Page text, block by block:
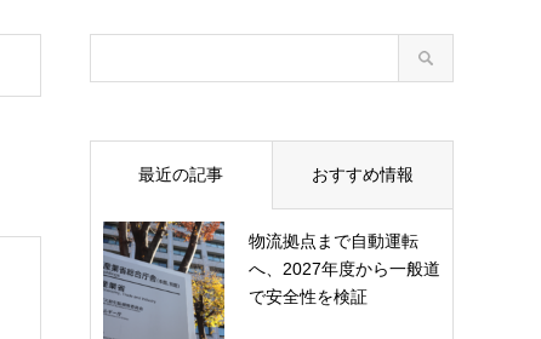
最近の記事 おすすめ情報
物流拠点まで自動運転
へ、2027年度から一般道
で安全性を検証